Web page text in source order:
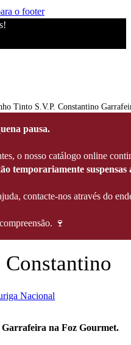
o footer
Tinto S.V.P. Constantino
pausa.
o nosso catálogo online
temporariamente suspensas
contacte-nos através do
🍷
Constantino
Nacional
na Foz Gourmet.